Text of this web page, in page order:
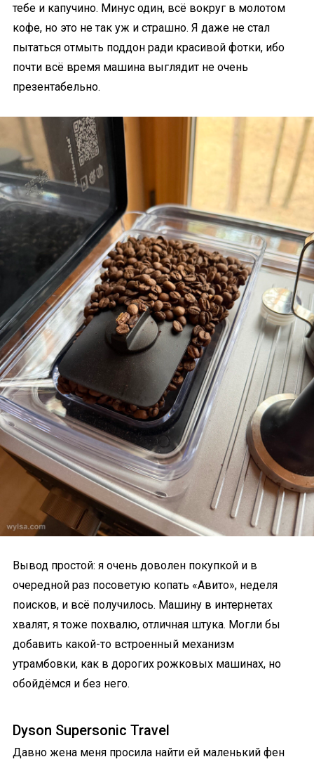
тебе и капучино. Минус один, всё вокруг в молотом
кофе, но это не так уж и страшно. Я даже не стал
пытаться отмыть поддон ради красивой фотки, ибо
почти всё время машина выглядит не очень
презентабельно.
Вывод простой: я очень доволен покупкой и в
очередной раз посоветую копать «Авито», неделя
поисков, и всё получилось. Машину в интернетах
хвалят, я тоже похвалю, отличная штука. Могли бы
добавить какой-то встроенный механизм
утрамбовки, как в дорогих рожковых машинах, но
обойдёмся и без него.
Dyson Supersonic Travel
Давно жена меня просила найти ей маленький фен